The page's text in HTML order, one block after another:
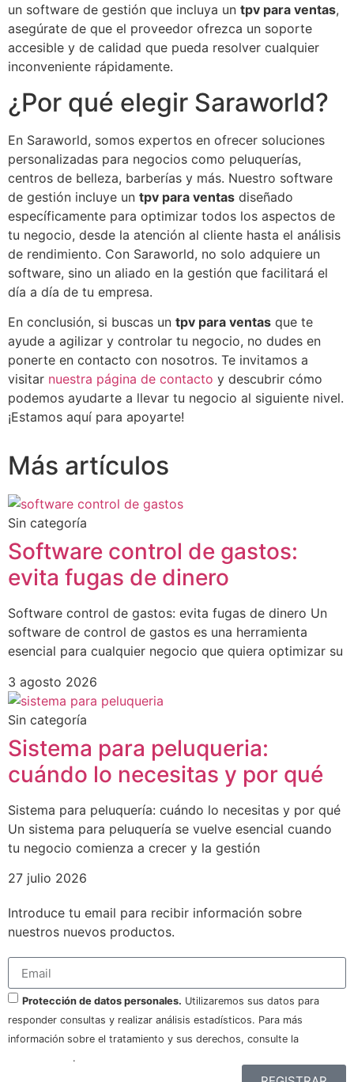
un software de gestión que incluya un tpv para ventas,
asegúrate de que el proveedor ofrezca un soporte
accesible y de calidad que pueda resolver cualquier
inconveniente rápidamente.
¿Por qué elegir Saraworld?
En Saraworld, somos expertos en ofrecer soluciones
personalizadas para negocios como peluquerías,
centros de belleza, barberías y más. Nuestro software
de gestión incluye un tpv para ventas diseñado
específicamente para optimizar todos los aspectos de
tu negocio, desde la atención al cliente hasta el análisis
de rendimiento. Con Saraworld, no solo adquiere un
software, sino un aliado en la gestión que facilitará el
día a día de tu empresa.
En conclusión, si buscas un tpv para ventas que te
ayude a agilizar y controlar tu negocio, no dudes en
ponerte en contacto con nosotros. Te invitamos a
visitar nuestra página de contacto y descubrir cómo
podemos ayudarte a llevar tu negocio al siguiente nivel.
¡Estamos aquí para apoyarte!
Más artículos
Sin categoría
Software control de gastos:
evita fugas de dinero
Software control de gastos: evita fugas de dinero Un
software de control de gastos es una herramienta
esencial para cualquier negocio que quiera optimizar su
3 agosto 2026
Sin categoría
Sistema para peluqueria:
cuándo lo necesitas y por qué
Sistema para peluquería: cuándo lo necesitas y por qué
Un sistema para peluquería se vuelve esencial cuando
tu negocio comienza a crecer y la gestión
27 julio 2026
Introduce tu email para recibir información sobre
nuestros nuevos productos.
Protección de datos personales. Utilizaremos sus datos para
responder consultas y realizar análisis estadísticos. Para más
información sobre el tratamiento y sus derechos, consulte la
.